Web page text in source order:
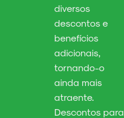
diversos
descontos e
benefícios
adicionais,
tornando-o
ainda mais
atraente.
Descontos para